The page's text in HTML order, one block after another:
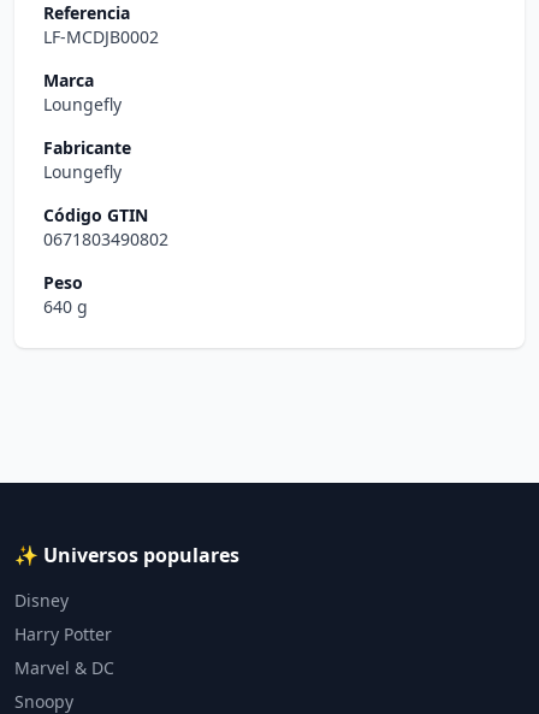
Referencia
LF-MCDJB0002
Marca
Loungefly
Fabricante
Loungefly
Código GTIN
0671803490802
Peso
640 g
✨ Universos populares
Disney
Harry Potter
Marvel & DC
Snoopy